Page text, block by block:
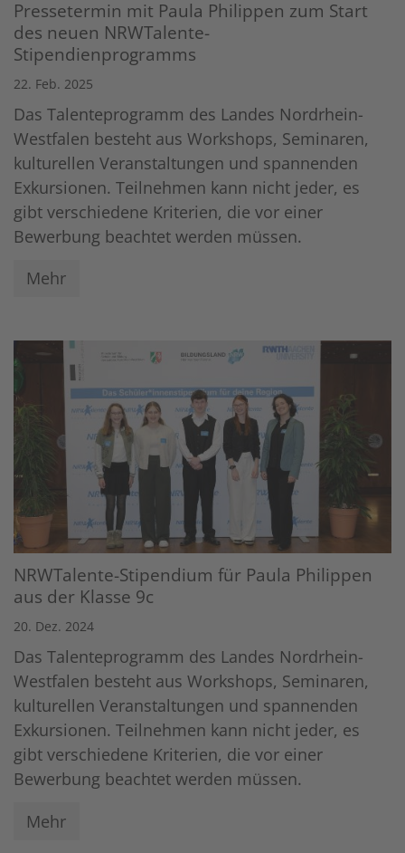
Pressetermin mit Paula Philippen zum Start
des neuen NRWTalente-
Stipendienprogramms
22. Feb. 2025
Das Talenteprogramm des Landes Nordrhein-
Westfalen besteht aus Workshops, Seminaren,
kulturellen Veranstaltungen und spannenden
Exkursionen. Teilnehmen kann nicht jeder, es
gibt verschiedene Kriterien, die vor einer
Bewerbung beachtet werden müssen.
Mehr
NRWTalente-Stipendium für Paula Philippen
aus der Klasse 9c
20. Dez. 2024
Das Talenteprogramm des Landes Nordrhein-
Westfalen besteht aus Workshops, Seminaren,
kulturellen Veranstaltungen und spannenden
Exkursionen. Teilnehmen kann nicht jeder, es
gibt verschiedene Kriterien, die vor einer
Bewerbung beachtet werden müssen.
Mehr